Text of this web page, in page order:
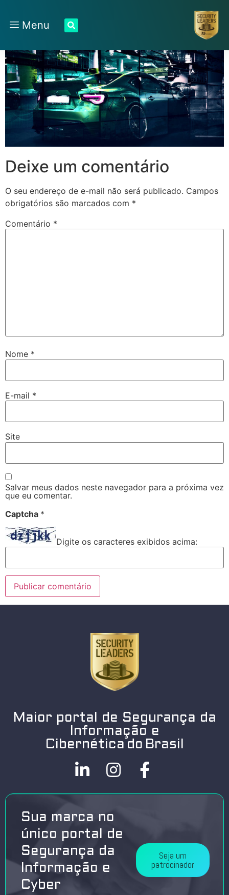
Menu
Deixe um comentário
O seu endereço de e-mail não será publicado. Campos
obrigatórios são marcados com *
Comentário *
Nome *
E-mail *
Site
Salvar meus dados neste navegador para a próxima vez
que eu comentar.
Captcha *
Digite os caracteres exibidos acima:
Maior portal de Segurança da
Informação e
Cibernética do Brasil
Sua marca no
único portal de
Segurança da
Informação e
Cyber
Seja um
patrocinador